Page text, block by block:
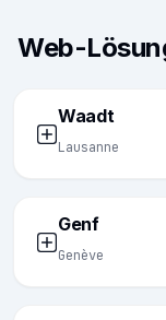
Web-
Waadt
Lausanne
Genf
Genève